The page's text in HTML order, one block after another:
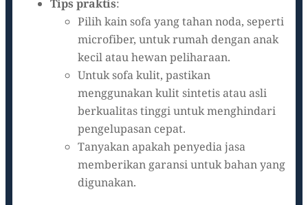
Tips praktis:
Pilih kain sofa yang tahan noda, seperti
microfiber, untuk rumah dengan anak
kecil atau hewan peliharaan.
Untuk sofa kulit, pastikan
menggunakan kulit sintetis atau asli
berkualitas tinggi untuk menghindari
pengelupasan cepat.
Tanyakan apakah penyedia jasa
memberikan garansi untuk bahan yang
digunakan.